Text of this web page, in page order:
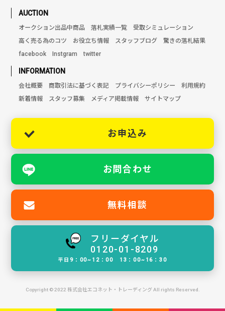
AUCTION
オークション出品中商品 落札実績一覧
受取シミュレーション
高く売る為のコツ
お役立ち情報 スタッフブログ
驚きの落札結果
facebook
Instgram twitter
INFORMATION
会社概要 商取引法に基づく表記 プライバシーポリシー
利用規約
新着情報
スタッフ募集 メディア掲載情報 サイトマップ
お申込み
お問合わせ
無料相談
フリーダイヤル
0120-01-8209
平日9：00~12：00 13：00~16：30
Copyright © 2022 株式会社エコネット・トレーディング All rights Reserved.